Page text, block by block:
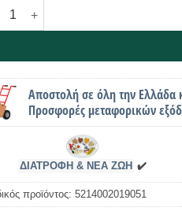
μπάρα μήλο &
Αποστολή σε όλη την Ελλάδα
Προσφορές μεταφορικών
ΔΙΑΤΡΟΦΗ & ΝΕΑ ΖΩΗ ✔️
προϊόντος:5214002019051